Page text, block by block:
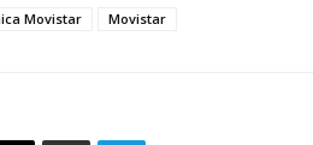
Movistar Movistar